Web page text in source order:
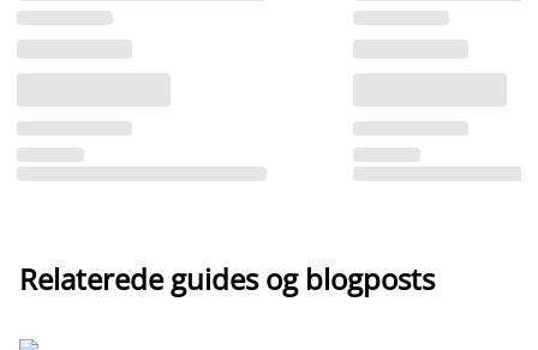
Relaterede guides og blogposts